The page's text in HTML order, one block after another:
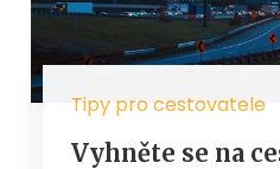
Tipy pro cestovatele
Vyhněte se na